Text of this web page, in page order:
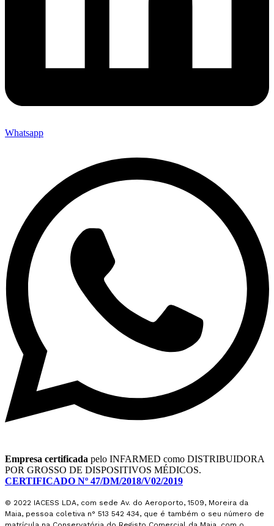
Whatsapp
Empresa certificada pelo INFARMED como DISTRIBUIDORA
POR GROSSO DE DISPOSITIVOS MÉDICOS.
CERTIFICADO Nº 47/DM/2018/V02/2019
© 2022 IACESS LDA, com sede Av. do Aeroporto, 1509, Moreira da
Maia, pessoa coletiva n° 513 542 434, que é também o seu número de